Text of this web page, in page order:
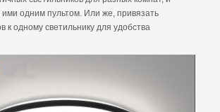
ими одним пультом. Или же, привязать
к одному светильнику для удобства